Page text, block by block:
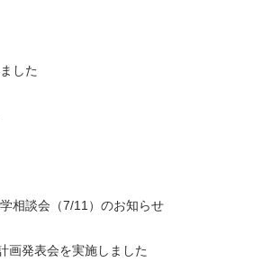
した
相談会（7/11）のお知らせ
画発表会を実施しました